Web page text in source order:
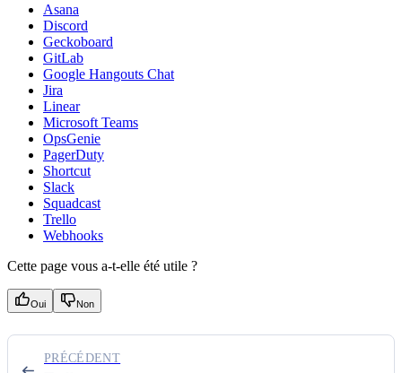
Asana
Discord
Geckoboard
GitLab
Google Hangouts Chat
Jira
Linear
Microsoft Teams
OpsGenie
PagerDuty
Shortcut
Slack
Squadcast
Trello
Webhooks
Cette page vous a-t-elle été utile ?
Oui Non
PRÉCÉDENT